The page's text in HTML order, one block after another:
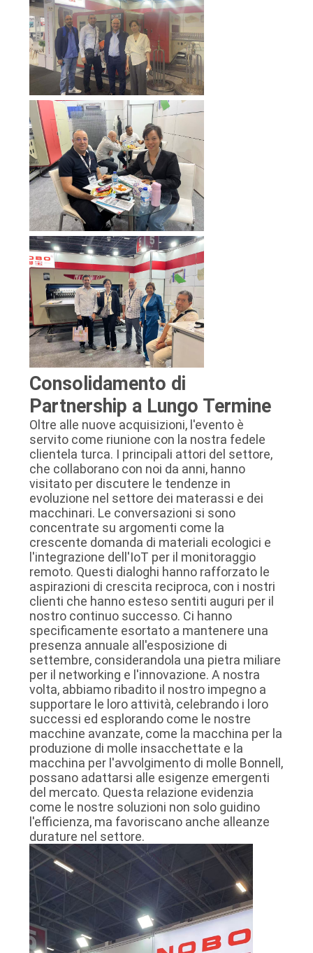
Consolidamento di
Partnership a Lungo Termine
Oltre alle nuove acquisizioni, l'evento è
servito come riunione con la nostra fedele
clientela turca. I principali attori del settore,
che collaborano con noi da anni, hanno
visitato per discutere le tendenze in
evoluzione nel settore dei materassi e dei
macchinari. Le conversazioni si sono
concentrate su argomenti come la
crescente domanda di materiali ecologici e
l'integrazione dell'IoT per il monitoraggio
remoto. Questi dialoghi hanno rafforzato le
aspirazioni di crescita reciproca, con i nostri
clienti che hanno esteso sentiti auguri per il
nostro continuo successo. Ci hanno
specificamente esortato a mantenere una
presenza annuale all'esposizione di
settembre, considerandola una pietra miliare
per il networking e l'innovazione. A nostra
volta, abbiamo ribadito il nostro impegno a
supportare le loro attività, celebrando i loro
successi ed esplorando come le nostre
macchine avanzate, come la macchina per la
produzione di molle insacchettate e la
macchina per l'avvolgimento di molle Bonnell,
possano adattarsi alle esigenze emergenti
del mercato. Questa relazione evidenzia
come le nostre soluzioni non solo guidino
l'efficienza, ma favoriscano anche alleanze
durature nel settore.